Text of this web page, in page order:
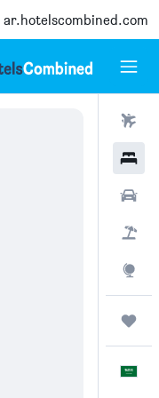
ar.hotelscombined.com